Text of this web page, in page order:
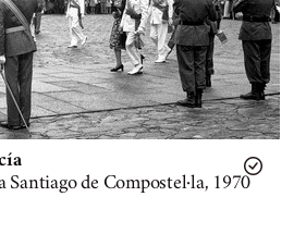
Santiago de Compostel·la, 1970